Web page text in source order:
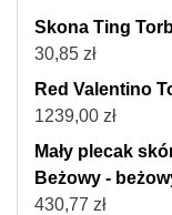
Skona Ting
30,85 zł
Red Valentino
1239,00 zł
Mały plecak
Beżowy -
430,77 zł